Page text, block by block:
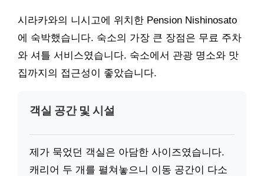
시라카와의 니시고에 위치한 Pension Nishinosato
에 숙박했습니다. 숙소의 가장 큰 장점은 무료 주차
와 셔틀 서비스였습니다. 숙소에서 관광 명소와 맛
집까지의 접근성이 좋았습니다.
객실 공간 및 시설
제가 묵었던 객실은 아담한 사이즈였습니다.
캐리어 두 개를 펼쳐놓으니 이동 공간이 다소